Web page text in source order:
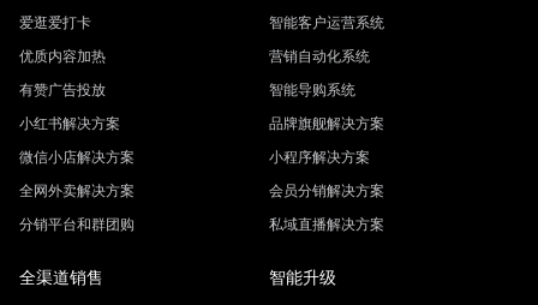
爱逛爱打卡
优质内容加热
有赞广告投放
小红书解决方案
微信小店解决方案
全网外卖解决方案
分销平台和群团购
智能客户运营系统
营销自动化系统
智能导购系统
品牌旗舰解决方案
小程序解决方案
会员分销解决方案
私域直播解决方案
全渠道销售 智能升级